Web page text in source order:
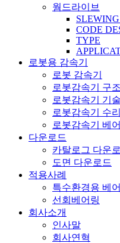
웜드라이브
CODE
TYPE
로봇용 감속기
로봇 감속기
로봇감속기 구조
로봇감속기 기
로봇감속기 수
로봇감속기 베
다운로드
카탈로그 다운
도면 다운로드
적용사례
특수환경용 베
선회베어링
회사소개
인사말
회사연혁